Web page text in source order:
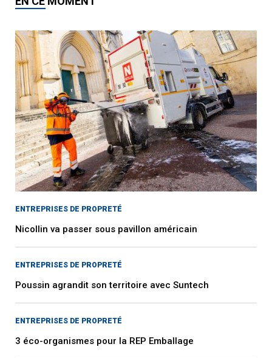
ENTREPRISES DE PROPRETÉ
Nicollin va passer sous pavillon américain
ENTREPRISES DE PROPRETÉ
Poussin agrandit son territoire avec Suntech
ENTREPRISES DE PROPRETÉ
3 éco-organismes pour la REP Emballage